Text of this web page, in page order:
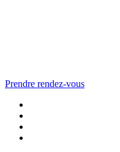
Prendre rendez-vous